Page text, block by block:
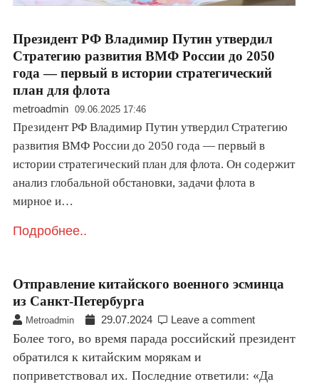
Президент РФ Владимир Путин утвердил
Стратегию развития ВМФ России до 2050
года — первый в истории стратегический
план для флота
metroadmin 09.06.2025 17:46
Президент РФ Владимир Путин утвердил Стратегию
развития ВМФ России до 2050 года — первый в
истории стратегический план для флота. Он содержит
анализ глобальной обстановки, задачи флота в
мирное и…
Подробнее..
Отправление китайского военного эсминца
из Санкт-Петербурга
Metroadmin 29.07.2024 Leave a comment
Более того, во время парада российский президент
обратился к китайским морякам и
поприветствовал их. Последние ответили: «Да